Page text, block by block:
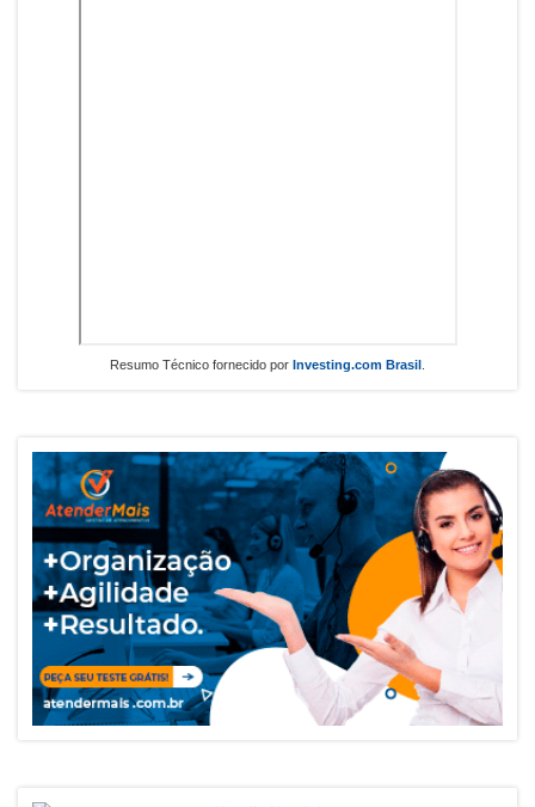
Resumo Técnico fornecido por Investing.com Brasil